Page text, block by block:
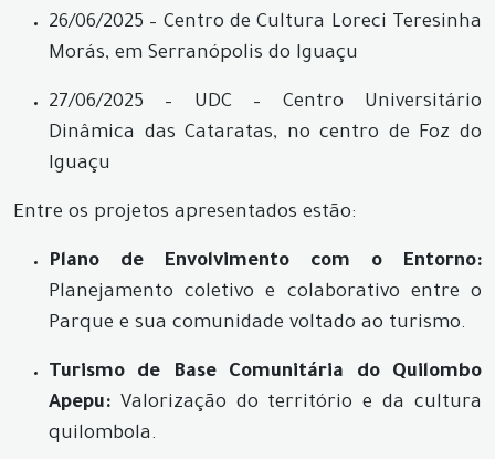
26/06/2025 – Centro de Cultura Loreci Teresinha
Morás, em Serranópolis do Iguaçu
27/06/2025 – UDC – Centro Universitário
Dinâmica das Cataratas, no centro de Foz do
Iguaçu
Entre os projetos apresentados estão:
Plano de Envolvimento com o Entorno:
Planejamento coletivo e colaborativo entre o
Parque e sua comunidade voltado ao turismo.
Turismo de Base Comunitária do Quilombo
Apepu: Valorização do território e da cultura
quilombola.